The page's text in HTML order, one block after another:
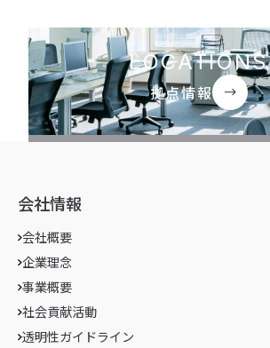
LOCATIONS
拠点情報
会社情報
会社概要
企業理念
事業概要
社会貢献活動
透明性ガイドライン